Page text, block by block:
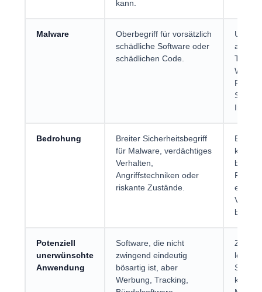
kann.
Malware
Oberbegriff für vorsätzlich
schädliche Software oder
schädlichen Code.
Bedrohung
Breiter Sicherheitsbegriff
für Malware, verdächtiges
Verhalten,
Angriffstechniken oder
riskante Zustände.
Eine
kann
Fund
einen
Potenziell
unerwünschte
Anwendung
Software, die nicht
zwingend eindeutig
bösartig ist, aber
Werbung, Tracking,
klarer